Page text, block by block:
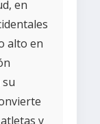
en
alto en
y